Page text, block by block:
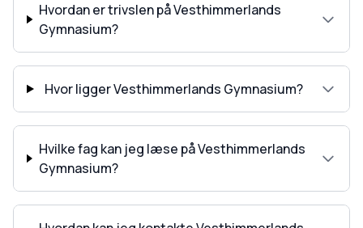
Hvordan er trivslen på Vesthimmerlands
Gymnasium?
Hvor ligger Vesthimmerlands Gymnasium?
Hvilke fag kan jeg læse på Vesthimmerlands
Gymnasium?